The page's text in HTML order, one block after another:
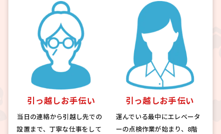
引っ越しお手伝い
当日の連絡から引越し先での
設置まで、丁寧な仕事をして
引っ越しお手伝い
運んでいる最中にエレベータ
ーの点検作業が始まり、8階